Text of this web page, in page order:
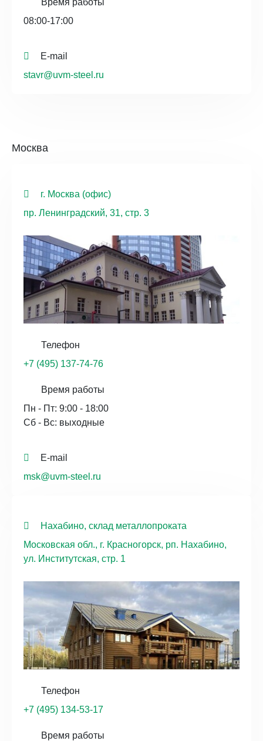
Время работы
08:00-17:00
E-mail
stavr@uvm-steel.ru
Москва
г. Москва (офис)
пр. Ленинградский, 31, стр. 3
Телефон
+7 (495) 137-74-76
Время работы
Пн - Пт: 9:00 - 18:00
Сб - Вс: выходные
E-mail
msk@uvm-steel.ru
Нахабино, склад металлопроката
Московская обл., г. Красногорск, рп. Нахабино,
ул. Институтская, стр. 1
Телефон
+7 (495) 134-53-17
Время работы